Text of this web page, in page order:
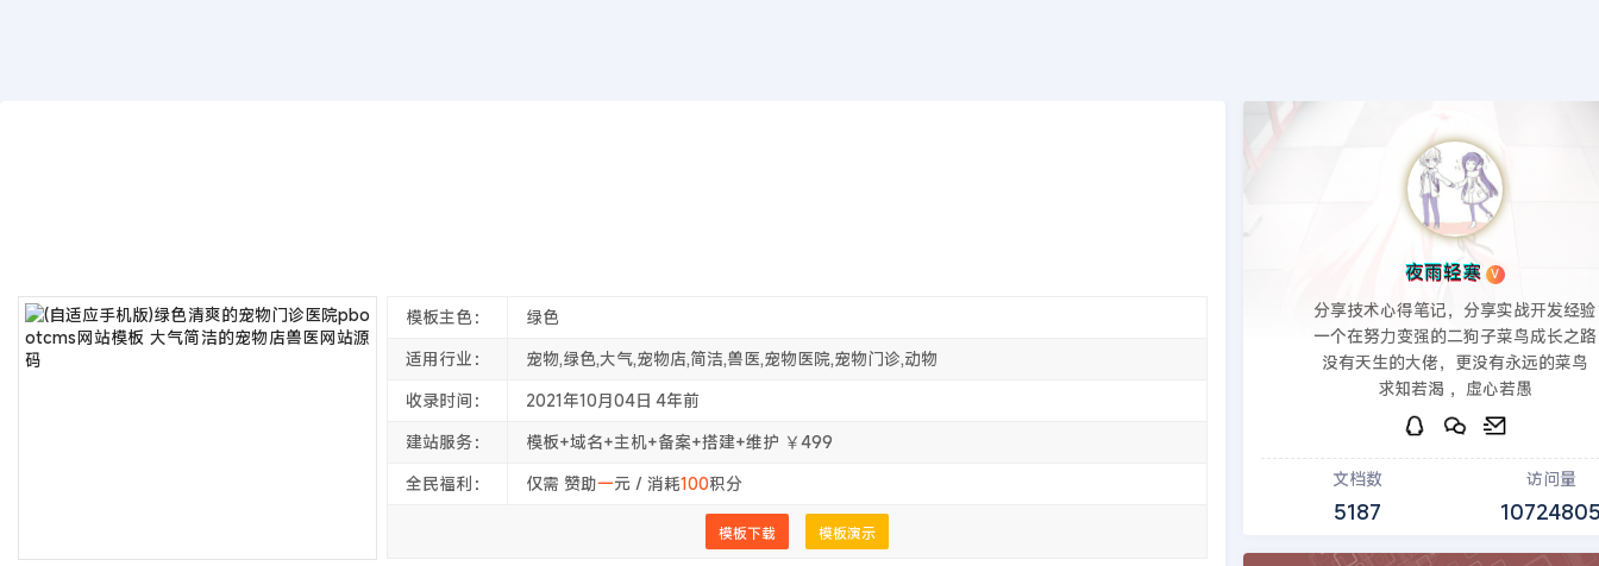
模板主色：
绿色
适用行业：
宠物,绿色,大气,宠物店,简洁,兽医,宠物医院,宠物门诊,动物
收录时间：
2021年10月04日 4年前
建站服务：
模板+域名+主机+备案+搭建+维护 ￥499
全民福利：
仅需 赞助一元 / 消耗100积分
模板下载 模板演示
夜雨轻寒 V
分享技术心得笔记，分享实战开发经验
一个在努力变强的二狗子菜鸟成长之路
没有天生的大佬，更没有永远的菜鸟
求知若渴 ，虚心若愚
文档数
5187
访问量